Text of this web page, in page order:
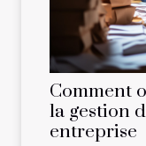
Comment
la gestion
entreprise